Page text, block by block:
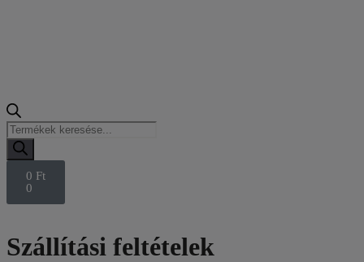
0 Ft
0
Szállítási feltételek